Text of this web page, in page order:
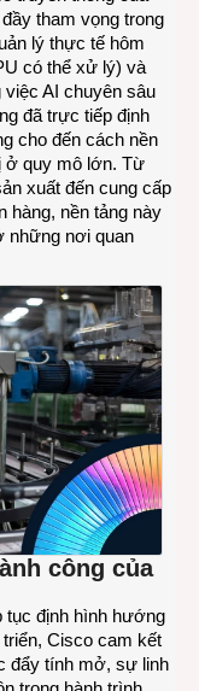
tham vọng trong
lý thực tế hôm
có thể xử lý) và
AI chuyên sâu
đã trực tiếp định
cho đến cách nền
ở quy mô lớn. Từ
xuất đến cung cấp
hàng, nền tảng này
những nơi quan
công của
tục định hình hướng
triển, Cisco cam kết
đẩy tính mở, sự linh